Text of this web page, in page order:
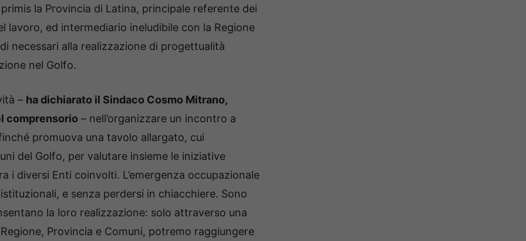
la Provincia di Latina, principale referente dei
lavoro, ed intermediario ineludibile con la Regione
necessari alla realizzazione di progettualità
nel Golfo.
– ha dichiarato il Sindaco Cosmo Mitrano,
comprensorio – nell’organizzare un incontro a
promuova una tavolo allargato, cui
del Golfo, per valutare insieme le iniziative
i diversi Enti coinvolti. L’emergenza occupazionale
e senza perdersi in chiacchiere. Sono
la loro realizzazione: solo attraverso una
Provincia e Comuni, potremo raggiungere